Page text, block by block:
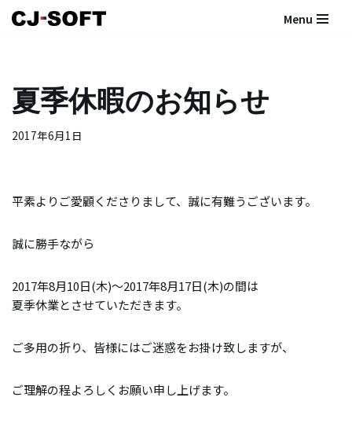
ン
ツ
へ
ッ
プ
Menu
夏季休暇のお知らせ
2017年6月1日
平素よりご愛顧くださりまして、誠に有難うございます。
誠に勝手ながら
2017年8月10日(木)〜2017年8月17日(木)の間は
夏季休業とさせていただきます。
ご多用の折り、皆様にはご迷惑をお掛け致しますが、
ご理解の程よろしくお願い申し上げます。